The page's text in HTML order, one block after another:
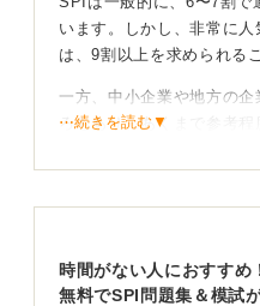
います。しかし、非常に
は、9割以上を求められる
一方、中小企業や地方の
ろもあり、あくまで参考程
得意不得意を把握して時
SPIが8割取れていれば通
かし、面接などほかの選考
⋯続きを読む▼
時間がない人におすすめ
無料でSPI問題集＆模試